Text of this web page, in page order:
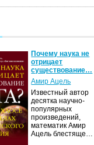
Почему наука не
отрицает
существование…
Амир Ацель
Известный автор
десятка научно-
популярных
произведений,
математик Амир
Ацель блестяще…